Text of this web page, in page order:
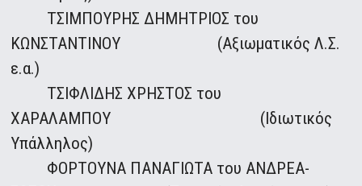
ΤΣΙΜΠΟΥΡΗΣ ΔΗΜΗΤΡΙΟΣ του
ΚΩΝΣΤΑΝΤΙΝΟΥ (Αξιωματικός Λ.Σ.
ε.α.)
ΤΣΙΦΛΙΔΗΣ ΧΡΗΣΤΟΣ του
ΧΑΡΑΛΑΜΠΟΥ (Ιδιωτικός
Υπάλληλος)
ΦΟΡΤΟΥΝΑ ΠΑΝΑΓΙΩΤΑ του ΑΝΔΡΕΑ-